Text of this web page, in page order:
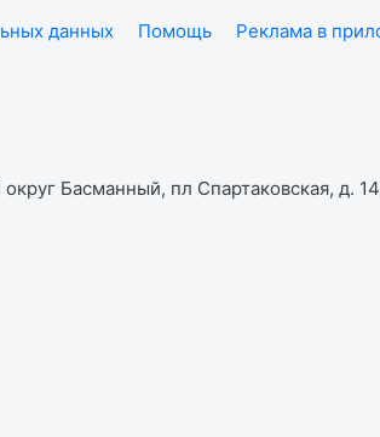
данных Помощь Реклама в
Басманный, пл Спартаковская, д.